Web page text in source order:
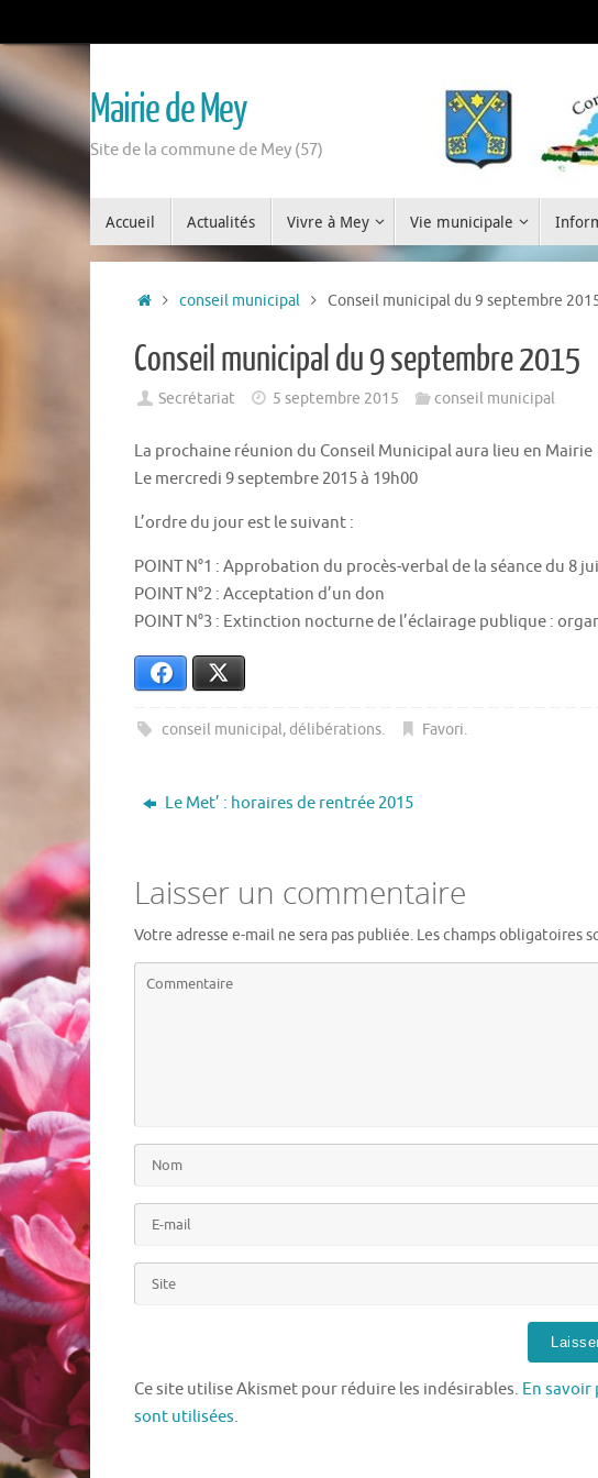
Mairie de Mey
Site de la commune de Mey (57)
Accueil Actualités Vivre à Mey Vie municipale
conseil municipal Conseil municipal du 9 septembre
Conseil municipal du 9 septembre 2015
Secrétariat 5 septembre 2015 conseil municipal
La prochaine réunion du Conseil Municipal aura lieu en Mairie
Le mercredi 9 septembre 2015 à 19h00
L’ordre du jour est le suivant :
POINT N°1 : Approbation du procès-verbal de la séance du 8
POINT N°2 : Acceptation d’un don
POINT N°3 : Extinction nocturne de l’éclairage publique :
Facebook
conseil municipal, délibérations. Favori.
Le Met’ : horaires de rentrée 2015
Laisser un commentaire
Votre adresse e-mail ne sera pas publiée. Les champs obligatoires
Ce site utilise Akismet pour réduire les indésirables. En savoir
sont utilisées.